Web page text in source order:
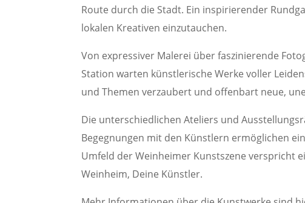
Route durch die Stadt. Ein inspirierender
lokalen Kreativen einzutauchen.
Von expressiver Malerei über faszinierende
Station warten künstlerische Werke voller
und Themen verzaubert und offenbart neue,
Die unterschiedlichen Ateliers und
Begegnungen mit den Künstlern ermöglichen
Umfeld der Weinheimer Kunstszene verspricht
Weinheim, Deine Künstler.